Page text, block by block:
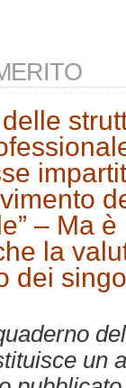
– Ma
la
dei
un